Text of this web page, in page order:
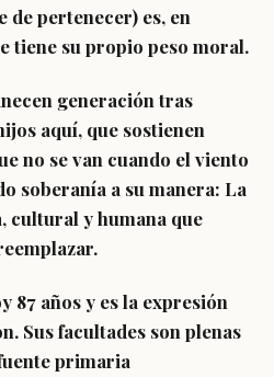
pertenecer) es, en
tiene su propio peso moral.
generación tras
aquí, que sostienen
no se van cuando el viento
soberanía a su manera: La
cultural y humana que
87 años y es la expresión
Sus facultades son plenas
primaria